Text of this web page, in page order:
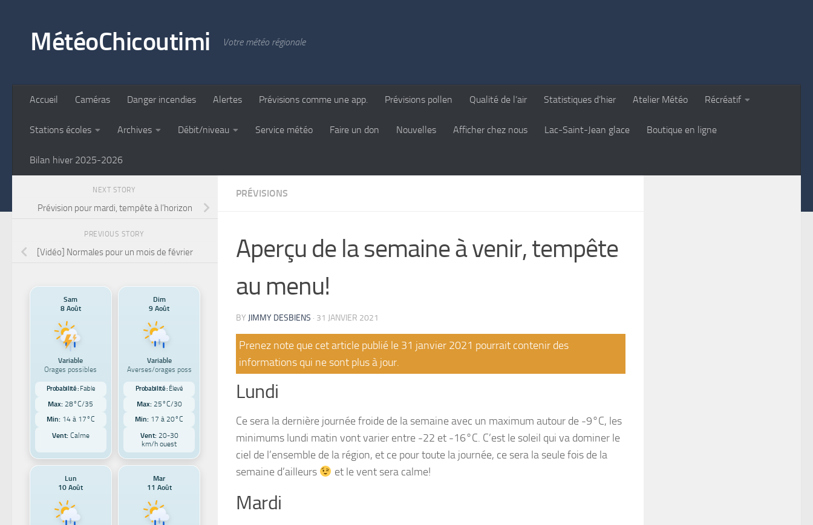
MétéoChicoutimi Votre météo régionale
Accueil Caméras Danger incendies Alertes Prévisions comme une app. Prévisions pollen Qualité de l’air Statistiques d’hier Atelier Météo Récréatif
Stations écoles Archives Débit/niveau Service météo Faire un don Nouvelles Afficher chez nous Lac-Saint-Jean glace Boutique en ligne
Bilan hiver 2025-2026
PRÉVISIONS
Aperçu de la semaine à venir, tempête
au menu!
BY JIMMY DESBIENS · 31 JANVIER 2021
Prenez note que cet article publié le 31 janvier 2021 pourrait contenir des
informations qui ne sont plus à jour.
Lundi
Ce sera la dernière journée froide de la semaine avec un maximum autour de -9°C, les
minimums lundi matin vont varier entre -22 et -16°C. C’est le soleil qui va dominer le
ciel de l’ensemble de la région, et ce pour toute la journée, ce sera la seule fois de la
semaine d’ailleurs
et le vent sera calme!
Mardi
NEXT STORY
Prévision pour mardi, tempête à l’horizon
PREVIOUS STORY
[Vidéo] Normales pour un mois de février
Sam
8 Août
Variable
Orages possibles
Probabilité : Faible
Max: 28°C/35
Min: 14 à 17°C
Vent:Calme
Dim
9 Août
Variable
Averses/orages poss
Probabilité : Élevé
Max: 25°C/30
Min: 17 à 20°C
Vent:20-30
km/h ouest
Lun
10 Août
Mar
11 Août